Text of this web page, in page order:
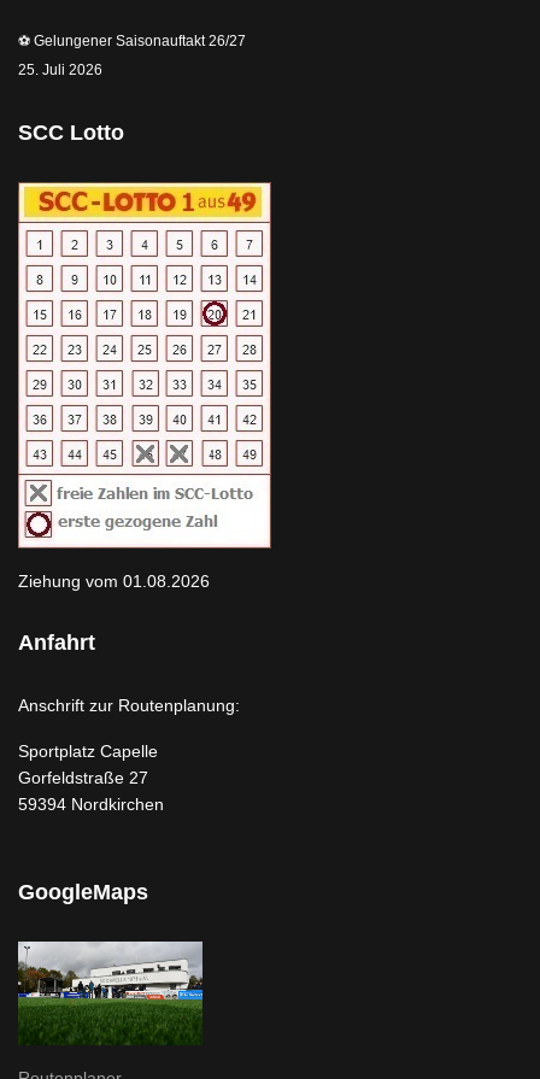
⚽️ Gelungener Saisonauftakt 26/27
25. Juli 2026
SCC Lotto
Ziehung vom 01.08.2026
Anfahrt
Anschrift zur Routenplanung:
Sportplatz Capelle
Gorfeldstraße 27
59394 Nordkirchen
GoogleMaps